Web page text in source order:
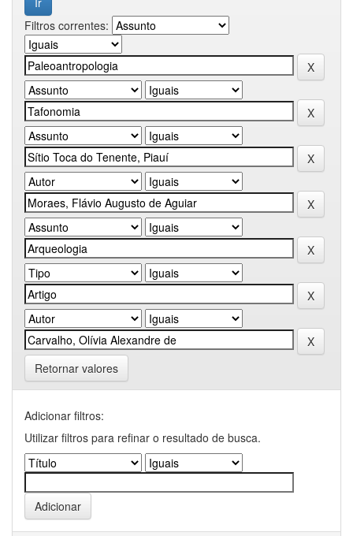
Filtros correntes:
Retornar valores
Adicionar filtros:
Utilizar filtros para refinar o resultado de busca.